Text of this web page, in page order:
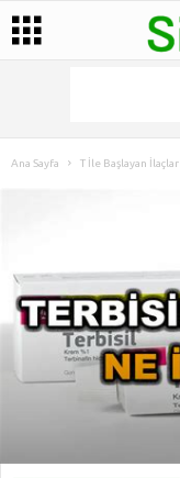
Ana Sayfa T İle Başlayan İlaçlar